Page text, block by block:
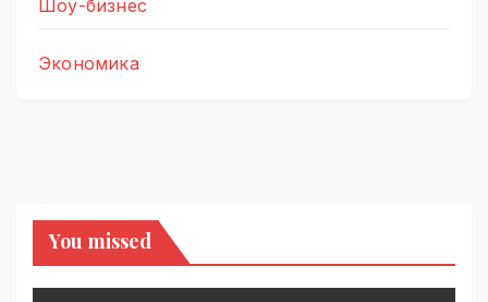
Шоу-бизнес
Экономика
You missed